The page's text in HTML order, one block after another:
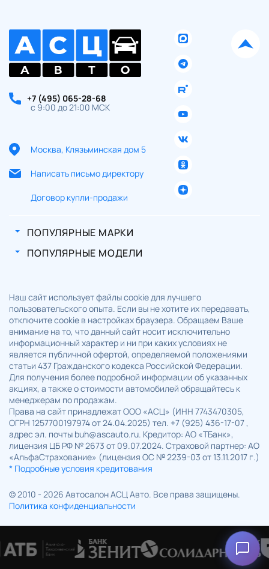
+7 (495) 065-28-68
с 9:00 до 21:00 МСК
Москва, Клязьминская дом 5
Написать письмо директору
Договор купли-продажи
ПОПУЛЯРНЫЕ МАРКИ
ПОПУЛЯРНЫЕ МОДЕЛИ
Наш сайт использует файлы cookie для лучшего
пользовательского опыта. Если вы не хотите их передавать,
отключите cookie в настройках браузера. Обращаем Ваше
внимание на то, что данный сайт носит исключительно
информационный характер и ни при каких условиях не
является публичной офертой, определяемой положениями
статьи 437 Гражданского кодекса Российской Федерации.
Для получения более подробной информации об указанных
акциях, а также о стоимости автомобилей обращайтесь к
менеджерам по продажам.
Права на сайт принадлежат ООО «АСЦ» (ИНН 7743470305,
ОГРН 1257700197974 от 24.04.2025) тел. +7 (925) 436-17-07 ,
адрес эл. почты buh@ascauto.ru. Кредитор: АО «ТБанк»,
лицензия ЦБ РФ № 2673 от 09.07.2024. Страховой партнер: АО
«АльфаСтрахование» (лицензия ОС № 2239-03 от 13.11.2017 г.)
* Подробные условия кредитования
© 2010 - 2026 Автосалон АСЦ Авто. Все права защищены.
Политика конфиденциальности